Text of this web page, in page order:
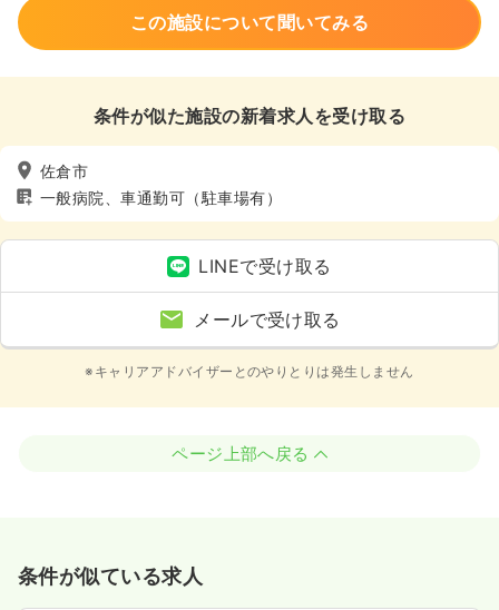
この施設について聞いてみる
条件が似た施設の新着求人を受け取る
佐倉市
一般病院、車通勤可（駐車場有）
LINEで受け取る
メールで受け取る
※キャリアアドバイザーとのやりとりは発生しません
ページ上部へ戻る
条件が似ている求人